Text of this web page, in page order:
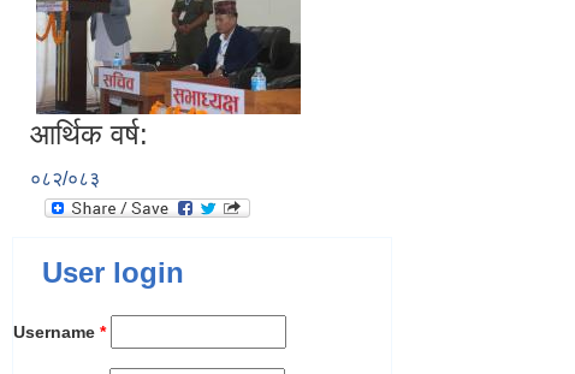
आर्थिक वर्ष:
०८२/०८३
User login
Username *